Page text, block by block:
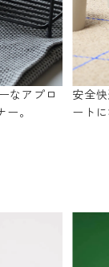
なアプロ
。
安全
ート